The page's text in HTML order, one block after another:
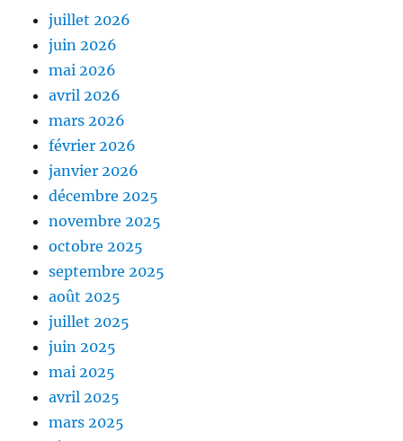
juillet 2026
juin 2026
mai 2026
avril 2026
mars 2026
février 2026
janvier 2026
décembre 2025
novembre 2025
octobre 2025
septembre 2025
août 2025
juillet 2025
juin 2025
mai 2025
avril 2025
mars 2025